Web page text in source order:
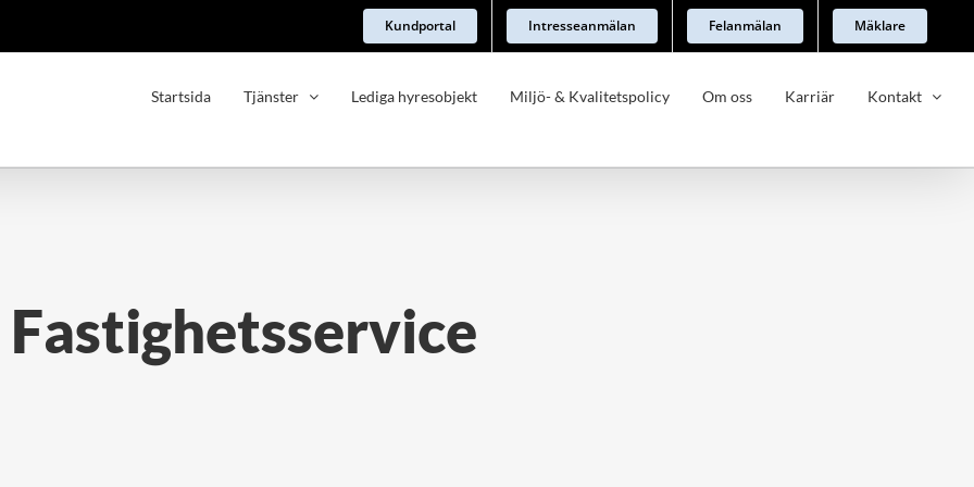
Kundportal Intresseanmälan Felanmälan Mäklare
Startsida Tjänster Lediga hyresobjekt Miljö- & Kvalitetspolicy Om oss Karriär Kontakt
Fastighetsservice